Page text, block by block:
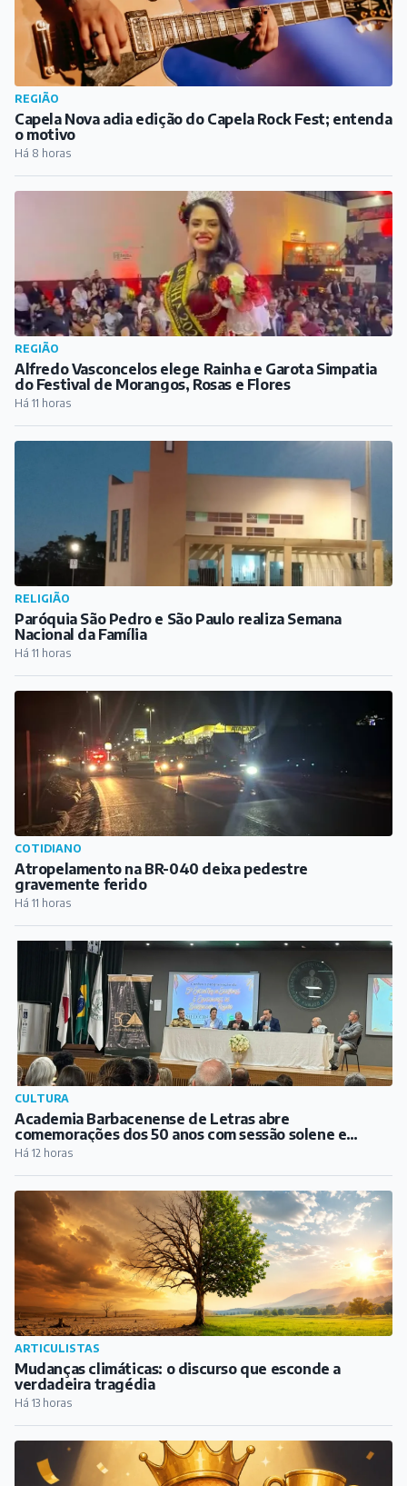
REGIÃO
Capela Nova adia edição do Capela Rock Fest; entenda
o motivo
Há 8 horas
REGIÃO
Alfredo Vasconcelos elege Rainha e Garota Simpatia
do Festival de Morangos, Rosas e Flores
Há 11 horas
RELIGIÃO
Paróquia São Pedro e São Paulo realiza Semana
Nacional da Família
Há 11 horas
COTIDIANO
Atropelamento na BR-040 deixa pedestre
gravemente ferido
Há 11 horas
CULTURA
Academia Barbacenense de Letras abre
comemorações dos 50 anos com sessão solene e
lançamento de biografia de Guimarães Rosa
Há 12 horas
ARTICULISTAS
Mudanças climáticas: o discurso que esconde a
verdadeira tragédia
Há 13 horas